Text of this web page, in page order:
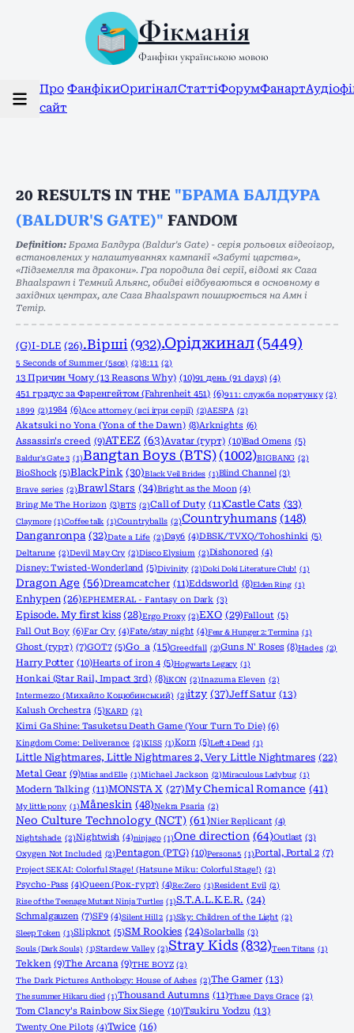
Фікманія
Фанфіки українською мовою
Про
сайт
ФанфікиОригіналСтаттіФорумФанарт
20 RESULTS IN THE "БРАМА БАЛДУРА
(BALDUR'S GATE)" FANDOM
Definition: Брама Балдура (Baldur's Gate) - серія рольових відеоігор,
встановлених у налаштуваннях кампанії «Забуті царства»,
«Підземелля та дракони». Гра породила дві серії, відомі як Сага
Bhaalspawn і Темний Альянс, обидві відбуваються в основному в
західних центрах, але Сага Bhaalspawn поширюється на Амн і
Тетір.
(G)I-DLE (26).Вірші (932).Оріджинал (5449)
5 Seconds of Summer (5sos) (2)8:11 (2)
13 Причин Чому (13 Reasons Why) (10)91 день (91 days) (4)
451 градус за Фаренгейтом (Fahrenheit 451) (6)911: служба порятунку (2)
1899 (2)1984 (6)Ace attorney (всі ігри серії) (2)AESPA (2)
Akatsuki no Yona (Yona of the Dawn) (8)Arknights (6)
Assassin's creed (9)ATEEZ (63)Avatar (гурт) (10)Bad Omens (5)
Baldur's Gate 3 (1)Bangtan Boys (BTS) (1002)BIGBANG (2)
BioShock (5)BlackPink (30)Black Veil Brides (1)Blind Channel (3)
Brave series (2)Brawl Stars (34)Bright as the Moon (4)
Bring Me The Horizon (3)BTS (2)Call of Duty (11)Castle Cats (33)
Claymore (1)Coffee talk (1)Countryballs (2)Countryhumans (148)
Danganronpa (32)Date a Life (2)Day6 (4)DBSK/TVXQ/Tohoshinki (5)
Deltarune (2)Devil May Cry (2)Disco Elysium (2)Dishonored (4)
Disney: Twisted-Wonderland (5)Divinity (2)Doki Doki Literature Club! (1)
Dragon Age (56)Dreamcatcher (11)Eddsworld (8)Elden Ring (1)
Enhypen (26)EPHEMERAL - Fantasy on Dark (3)
Episode. My first kiss (28)Ergo Proxy (2)EXO (29)Fallout (5)
Fall Out Boy (6)Far Cry (4)Fate/stay night (4)Fear & Hunger 2: Termina (1)
Ghost (гурт) (7)GOT7 (5)Go_a (15)Greedfall (2)Guns N' Roses (8)Hades (2)
Harry Potter (10)Hearts of iron 4 (5)Hogwarts Legacy (1)
Honkai (Star Rail, Impact 3rd) (8)iKON (2)Inazuma Eleven (2)
Intermezzo (Михайло Коцюбинський) (2)itzy (37)Jeff Satur (13)
Kalush Orchestra (5)KARD (2)
Kimi Ga Shine: Tasuketsu Death Game (Your Turn To Die) (6)
Kingdom Come: Deliverance (2)KISS (1)Korn (5)Left 4 Dead (1)
Little Nightmares, Little Nightmares 2, Very Little Nightmares (22)
Metal Gear (9)Mias and Elle (1)Michael Jackson (2)Miraculous Ladybug (1)
Modern Talking (11)MONSTA X (27)My Chemical Romance (41)
My little pony (1)Måneskin (48)Nekra Psaria (2)
Neo Culture Technology (NCT) (61)Nier Replicant (4)
Nightshade (2)Nightwish (4)ninjago (1)One direction (64)Outlast (3)
Oxygen Not Included (2)Pentagon (PTG) (10)Persona 5 (1)Portal, Portal 2 (7)
Project SEKAI: Colorful Stage! (Hatsune Miku: Colorful Stage!) (2)
Psycho-Pass (4)Queen (Рок-гурт) (4)Re:Zero (1)Resident Evil (2)
Rise of the Teenage Mutant Ninja Turtles (1)S.T.A.L.K.E.R. (24)
Schmalgauzen (7)SF9 (4)Silent Hill 2 (1)Sky: Children of the Light (2)
Sleep Token (1)Slipknot (5)SM Rookies (24)Solarballs (3)
Souls (Dark Souls) (1)Stardew Valley (2)Stray Kids (832)Teen Titans (1)
Tekken (9)The Arcana (9)THE BOYZ (2)
The Dark Pictures Anthology: House of Ashes (2)The Gamer (13)
The summer Hikaru died (1)Thousand Autumns (11)Three Days Grace (2)
Tom Clancy's Rainbow Six Siege (10)Tsukiru Yodzu (13)
Twenty One Pilots (4)Twice (16)